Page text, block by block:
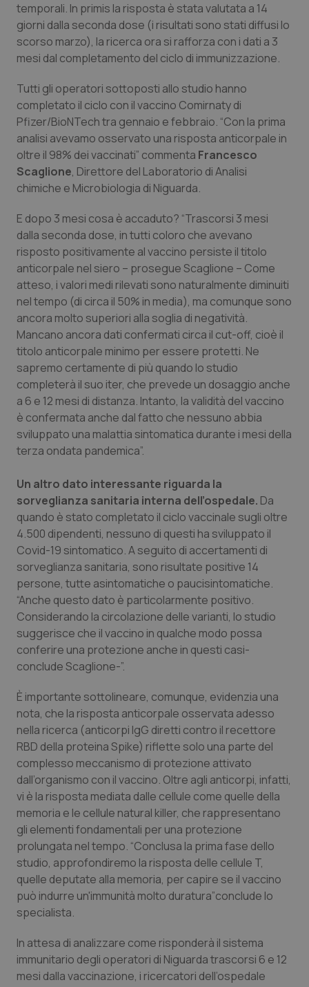
Marche
Molise
Piemonte
Provincia Autonoma di Bolzano
Provincia Autonoma di Trento
Puglia
Sardegna
Sicilia
Toscana
Umbria
Valle D’Aosta
Veneto
Donna & Salute
Epatiti
HIV
Infezioni & Febbre
Ipertensione & Scompenso
Malattie rare
Malattia di Crohn & Rettocolite Ulcerosa
Neuroscienze & patologie neurodegenerative
Obesità
Oftalmologia
Oncodermatologia
Oncoematologia
Oncologia & Nutrizione
Psoriasi & pelle
Quotidiano Cardiologia
Quotidiano Chirurgia
Quotidiano Oncologia
Quotidiano Pediatria
Rene & patologie urogenitali
Salute orale & impianti
Sangue & coagulazione
Tiroide
Tumore al seno
Tumore ovarico
Tumori del Polmone & Testa Collo
Tumori gastrointestinali
Ulcera & Reflusso
Vaccini
temporali. In primis la risposta è stata valutata a 14
giorni dalla seconda dose (i risultati sono stati diffusi lo
scorso marzo), la ricerca ora si rafforza con i dati a 3
mesi dal completamento del ciclo di immunizzazione.
Tutti gli operatori sottoposti allo studio hanno
completato il ciclo con il vaccino Comirnaty di
Pfizer/BioNTech tra gennaio e febbraio. “Con la prima
analisi avevamo osservato una risposta anticorpale in
oltre il 98% dei vaccinati” commenta Francesco
Scaglione, Direttore del Laboratorio di Analisi
chimiche e Microbiologia di Niguarda.
E dopo 3 mesi cosa è accaduto? “Trascorsi 3 mesi
dalla seconda dose, in tutti coloro che avevano
risposto positivamente al vaccino persiste il titolo
anticorpale nel siero – prosegue Scaglione – Come
atteso, i valori medi rilevati sono naturalmente diminuiti
nel tempo (di circa il 50% in media), ma comunque sono
ancora molto superiori alla soglia di negatività.
Mancano ancora dati confermati circa il cut-off, cioè il
titolo anticorpale minimo per essere protetti. Ne
sapremo certamente di più quando lo studio
completerà il suo iter, che prevede un dosaggio anche
a 6 e 12 mesi di distanza. Intanto, la validità del vaccino
è confermata anche dal fatto che nessuno abbia
sviluppato una malattia sintomatica durante i mesi della
terza ondata pandemica”.
Un altro dato interessante riguarda la
sorveglianza sanitaria interna dell’ospedale. Da
quando è stato completato il ciclo vaccinale sugli oltre
4.500 dipendenti, nessuno di questi ha sviluppato il
Covid-19 sintomatico. A seguito di accertamenti di
sorveglianza sanitaria, sono risultate positive 14
persone, tutte asintomatiche o paucisintomatiche.
“Anche questo dato è particolarmente positivo.
Considerando la circolazione delle varianti, lo studio
suggerisce che il vaccino in qualche modo possa
conferire una protezione anche in questi casi-
conclude Scaglione-”.
È importante sottolineare, comunque, evidenzia una
nota, che la risposta anticorpale osservata adesso
nella ricerca (anticorpi IgG diretti contro il recettore
RBD della proteina Spike) riflette solo una parte del
complesso meccanismo di protezione attivato
dall’organismo con il vaccino. Oltre agli anticorpi, infatti,
vi è la risposta mediata dalle cellule come quelle della
memoria e le cellule natural killer, che rappresentano
gli elementi fondamentali per una protezione
prolungata nel tempo. “Conclusa la prima fase dello
studio, approfondiremo la risposta delle cellule T,
quelle deputate alla memoria, per capire se il vaccino
può indurre un'immunità molto duratura”conclude lo
specialista.
In attesa di analizzare come risponderà il sistema
immunitario degli operatori di Niguarda trascorsi 6 e 12
mesi dalla vaccinazione, i ricercatori dell’ospedale